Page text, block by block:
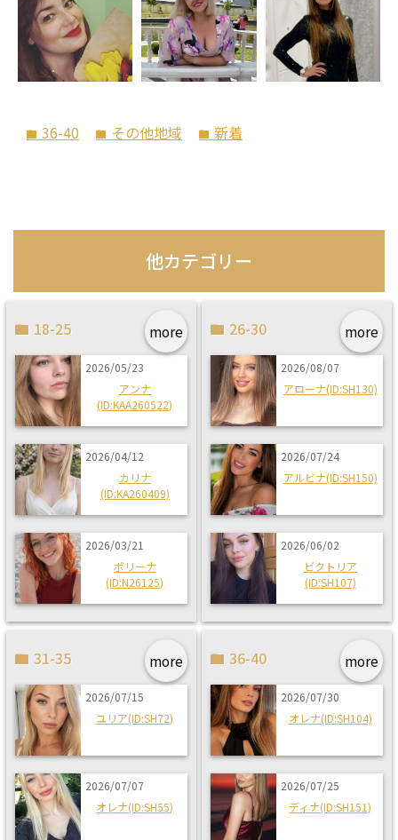
folder 36-40 folder その他地域 folder 新着
他カテゴリー
more
18-25
2026/05/23
アンナ
(ID:KAA260522)
2026/04/12
カリナ
(ID:KA260409)
2026/03/21
ポリーナ
(ID:N26125)
more
26-30
2026/08/07
アローナ(ID:SH130)
2026/07/24
アルビナ(ID:SH150)
2026/06/02
ビクトリア
(ID:SH107)
more
31-35
2026/07/15
ユリア(ID:SH72)
2026/07/07
オレナ(ID:SH55)
more
36-40
2026/07/30
オレナ(ID:SH104)
2026/07/25
ディナ(ID:SH151)